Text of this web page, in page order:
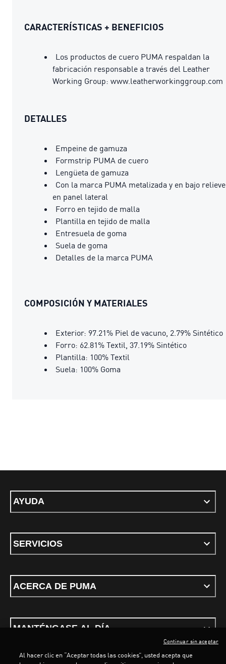
CARACTERÍSTICAS + BENEFICIOS
Los productos de cuero PUMA respaldan la
fabricación responsable a través del Leather
Working Group: www.leatherworkinggroup.com
DETALLES
Empeine de gamuza
Formstrip PUMA de cuero
Lengüeta de gamuza
Con la marca PUMA metalizada y en bajo relieve
en panel lateral
Forro en tejido de malla
Plantilla en tejido de malla
Entresuela de goma
Suela de goma
Detalles de la marca PUMA
COMPOSICIÓN Y MATERIALES
Exterior: 97.21% Piel de vacuno, 2.79% Sintético
Forro: 62.81% Textil, 37.19% Sintético
Plantilla: 100% Textil
Suela: 100% Goma
AYUDA
SERVICIOS
ACERCA DE PUMA
MANTÉNGASE AL DÍA
Al hacer clic en “Aceptar todas las cookies”, usted acepta que
Continuar sin aceptar